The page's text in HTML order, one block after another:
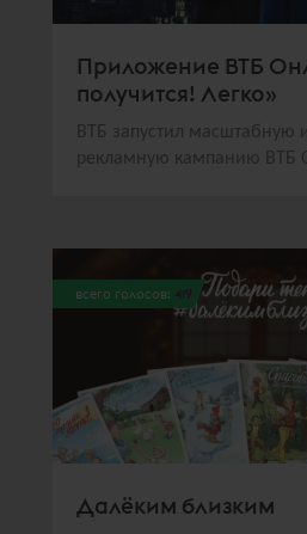
Приложение ВТБ
получится! Легко»
ВТБ запустил масштабную
рекламную кампанию ВТБ
всего голосов: 419
Далёким близким